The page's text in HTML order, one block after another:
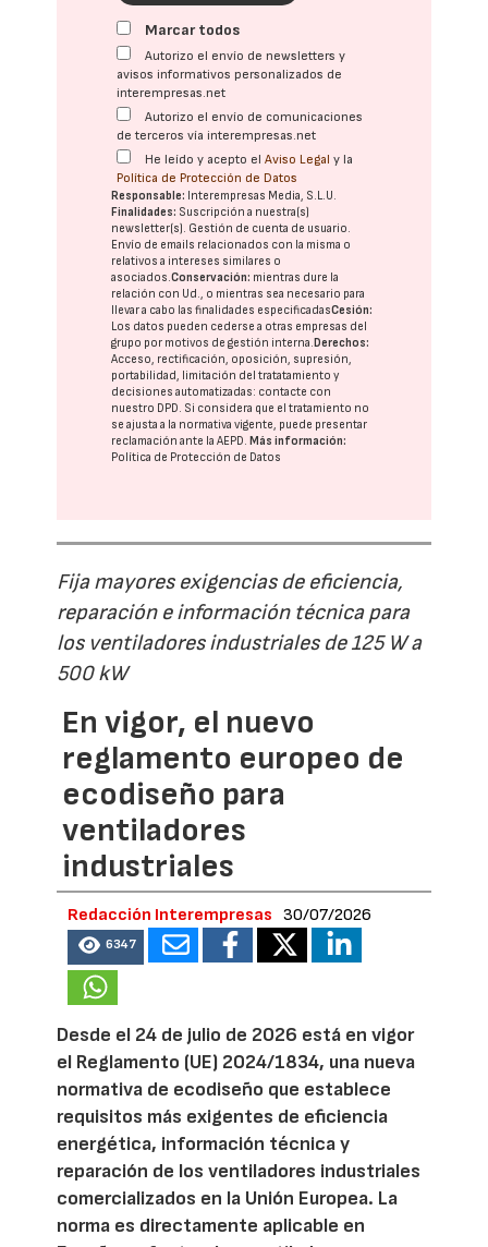
Marcar todos
Autorizo el envío de newsletters y
avisos informativos personalizados de
interempresas.net
Autorizo el envío de comunicaciones
de terceros vía interempresas.net
He leído y acepto elAviso Legal y la
Política de Protección de Datos
Responsable: Interempresas Media, S.L.U.
Finalidades: Suscripción a nuestra(s)
newsletter(s). Gestión de cuenta de usuario.
Envío de emails relacionados con la misma o
relativos a intereses similares o
asociados.Conservación: mientras dure la
relación con Ud., o mientras sea necesario para
llevar a cabo las finalidades especificadasCesión:
Los datos pueden cederse a otras empresas del
grupo por motivos de gestión interna. Derechos:
Acceso, rectificación, oposición, supresión,
portabilidad, limitación del tratatamiento y
decisiones automatizadas: contacte con
nuestro DPD. Si considera que el tratamiento no
se ajusta a la normativa vigente, puede presentar
reclamación ante laAEPD. Más información:
Política de Protección de Datos
Fija mayores exigencias de eficiencia,
reparación e información técnica para
los ventiladores industriales de 125 W a
500 kW
En vigor, el nuevo
reglamento europeo de
ecodiseño para
ventiladores
industriales
Redacción Interempresas 30/07/2026
6347
Desde el 24 de julio de 2026 está en vigor
el Reglamento (UE) 2024/1834, una nueva
normativa de ecodiseño que establece
requisitos más exigentes de eficiencia
energética, información técnica y
reparación de los ventiladores industriales
comercializados en la Unión Europea. La
norma es directamente aplicable en